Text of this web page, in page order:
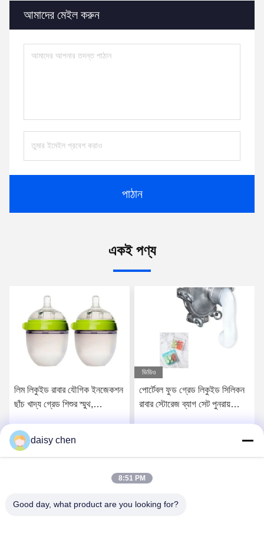
আমাদের মেইল ​​করুন
পাঠান
একই পণ্য
পোর্টেবল ফুড গ্রেড লিকুইড সিলিকন
রাবার স্টোরেজ ব্যাগ সেট পুনরায়
সেরা মূল্য পান
RoHS ফুড গ্রেড লিকুইড সিলিকন
রাবার দ্রুত নিরাময় এবং নিম্ন
daisy chen
8:51 PM
Good day, what product are you looking for?